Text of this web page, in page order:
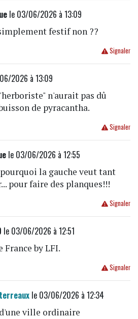
le 03/06/2026 à 13:09
festif non ??
Signaler
2026 à 13:09
n'aurait pas dû
de pyracantha.
Signaler
le 03/06/2026 à 12:55
la gauche veut tant
pour faire des planques!!!
Signaler
le 03/06/2026 à 12:51
France by LFI.
Signaler
le 03/06/2026 à 12:34
ville ordinaire